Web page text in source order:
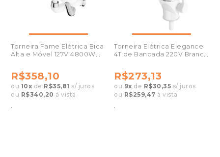
Torneira Fame Elétrica Bica
Alta e Móvel 127V 4800W
R$358,10
ou 10x de R$35,81 s/ juros
ou R$340,20 à vista
.
Torneira Elétrica Elegance
4T de Bancada 220V Branca
R$273,13
ou 9x de R$30,35 s/ juros
ou R$259,47 à vista
.